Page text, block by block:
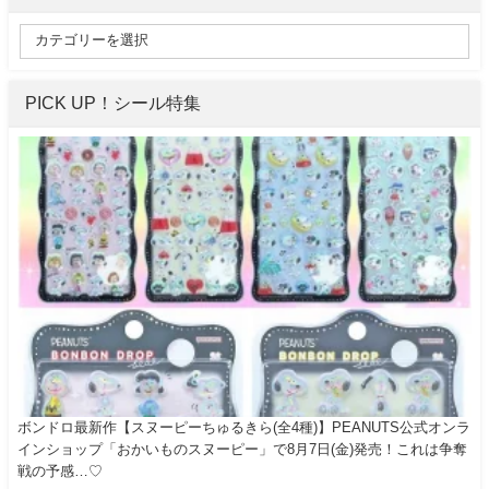
PICK UP！シール特集
ボンドロ最新作【スヌーピーちゅるきら(全4種)】PEANUTS公式オンラ
インショップ「おかいものスヌーピー」で8月7日(金)発売！これは争奪
戦の予感…♡